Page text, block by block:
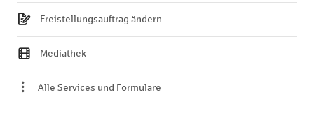
Freistellungsauftrag ändern
Mediathek
Alle Services und Formulare